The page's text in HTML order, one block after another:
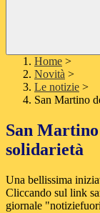
Home >
Novità >
Le notizie >
San Martino
San
solidarietà
Una bellissima
Cliccando sul link
giornale